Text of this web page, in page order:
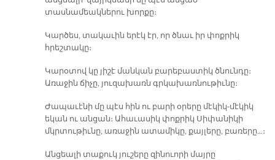
տասնամեակներու խորքը։
Կարծես, տակաւին երէկ էր, որ ծնաւ իր փոքրիկ
հրեշտակը։
Կարօտով կը յիշէ մանկան բարեբաստիկ ծնունդը։
Առաջին ճիչը, յուզախառն գրկախառնութիւնը։
Ժապաւէնի մը պէս հին ու բարի օրերը մէկիկ-մէկիկ
եկան ու անցան։ Ահաւասիկ փոքրիկ Սիփանիկի
մկրտութիւնը, առաջին ատամիկը, քայլերը, բառերը…։
Անցեալի տաքուկ յուշերը զինուորի մայրը